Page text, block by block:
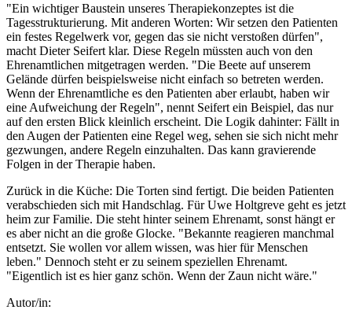
"Ein wichtiger Baustein unseres Therapiekonzeptes ist die
Tagesstrukturierung. Mit anderen Worten: Wir setzen den Patienten
ein festes Regelwerk vor, gegen das sie nicht verstoßen dürfen",
macht Dieter Seifert klar. Diese Regeln müssten auch von den
Ehrenamtlichen mitgetragen werden. "Die Beete auf unserem
Gelände dürfen beispielsweise nicht einfach so betreten werden.
Wenn der Ehrenamtliche es den Patienten aber erlaubt, haben wir
eine Aufweichung der Regeln", nennt Seifert ein Beispiel, das nur
auf den ersten Blick kleinlich erscheint. Die Logik dahinter: Fällt in
den Augen der Patienten eine Regel weg, sehen sie sich nicht mehr
gezwungen, andere Regeln einzuhalten. Das kann gravierende
Folgen in der Therapie haben.
Zurück in die Küche: Die Torten sind fertigt. Die beiden Patienten
verabschieden sich mit Handschlag. Für Uwe Holtgreve geht es jetzt
heim zur Familie. Die steht hinter seinem Ehrenamt, sonst hängt er
es aber nicht an die große Glocke. "Bekannte reagieren manchmal
entsetzt. Sie wollen vor allem wissen, was hier für Menschen
leben." Dennoch steht er zu seinem speziellen Ehrenamt.
"Eigentlich ist es hier ganz schön. Wenn der Zaun nicht wäre."
Autor/in: